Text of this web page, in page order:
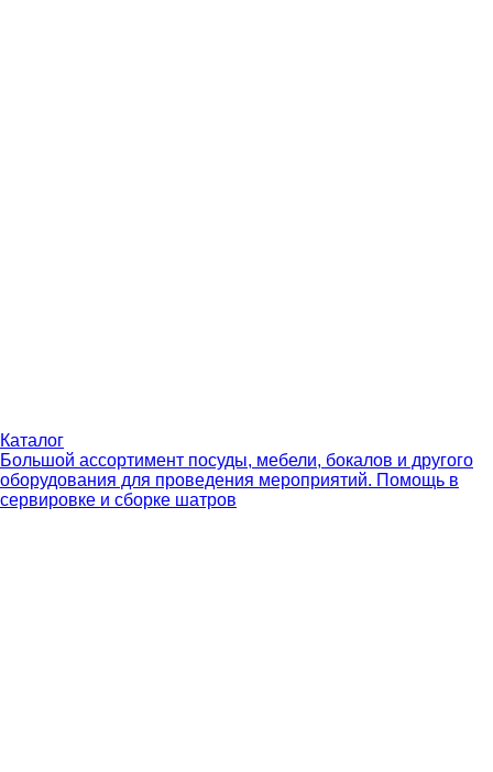
Каталог
Большой ассортимент посуды, мебели, бокалов и другого
оборудования для проведения мероприятий. Помощь в
сервировке и сборке шатров